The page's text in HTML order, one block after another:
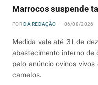
Marrocos suspende
POR DA REDAÇÃO 06/08/2026
Medida vale até 31 de
abastecimento interno de
pelo anúncio ovinos
camelos.